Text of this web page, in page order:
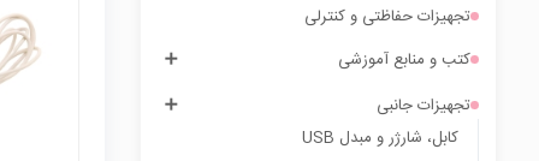
تجهیزات حفاظتی و کنترلی
کتب و منابع آموزشی
تجهیزات جانبی
کابل، شارژر و مبدل USB